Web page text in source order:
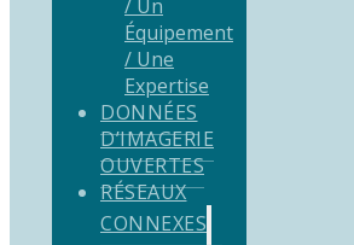
/ Un
Équipement
/ Une
Expertise
DONNÉES
D’IMAGERIE
OUVERTES
RÉSEAUX
CONNEXES